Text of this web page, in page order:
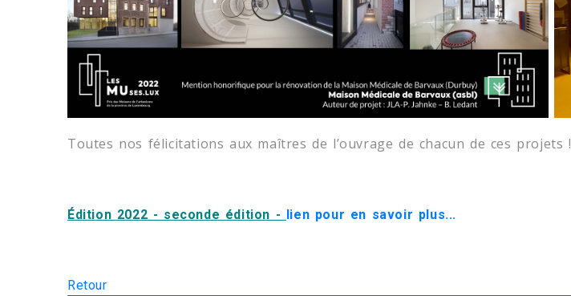
Toutes nos félicitations aux maîtres de l’ouvrage de chacun de ces projets !
Édition 2022 - seconde édition - lien pour en savoir plus...
Retour